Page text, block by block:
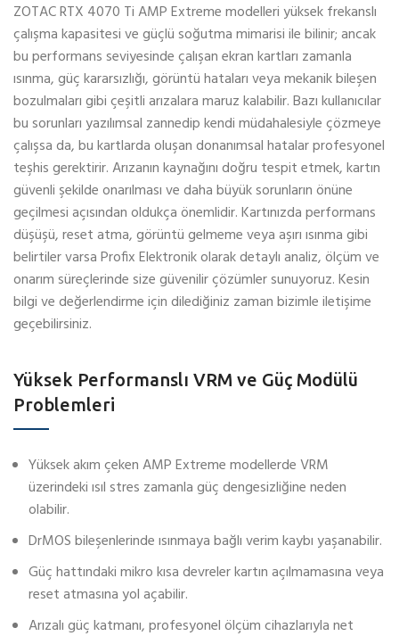
ZOTAC RTX 4070 Ti AMP Extreme modelleri yüksek frekanslı
çalışma kapasitesi ve güçlü soğutma mimarisi ile bilinir; ancak
bu performans seviyesinde çalışan ekran kartları zamanla
ısınma, güç kararsızlığı, görüntü hataları veya mekanik bileşen
bozulmaları gibi çeşitli arızalara maruz kalabilir. Bazı kullanıcılar
bu sorunları yazılımsal zannedip kendi müdahalesiyle çözmeye
çalışsa da, bu kartlarda oluşan donanımsal hatalar profesyonel
teşhis gerektirir. Arızanın kaynağını doğru tespit etmek, kartın
güvenli şekilde onarılması ve daha büyük sorunların önüne
geçilmesi açısından oldukça önemlidir. Kartınızda performans
düşüşü, reset atma, görüntü gelmeme veya aşırı ısınma gibi
belirtiler varsa Profix Elektronik olarak detaylı analiz, ölçüm ve
onarım süreçlerinde size güvenilir çözümler sunuyoruz. Kesin
bilgi ve değerlendirme için dilediğiniz zaman bizimle iletişime
geçebilirsiniz.
Yüksek Performanslı VRM ve Güç Modülü
Problemleri
Yüksek akım çeken AMP Extreme modellerde VRM
üzerindeki ısıl stres zamanla güç dengesizliğine neden
olabilir.
DrMOS bileşenlerinde ısınmaya bağlı verim kaybı yaşanabilir.
Güç hattındaki mikro kısa devreler kartın açılmamasına veya
reset atmasına yol açabilir.
Arızalı güç katmanı, profesyonel ölçüm cihazlarıyla net